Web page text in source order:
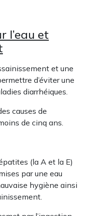
l’eau et
et une
d’éviter une
diarrhéiques.
causes de
de cinq ans.
(la A et la E)
par une eau
hygiène ainsi